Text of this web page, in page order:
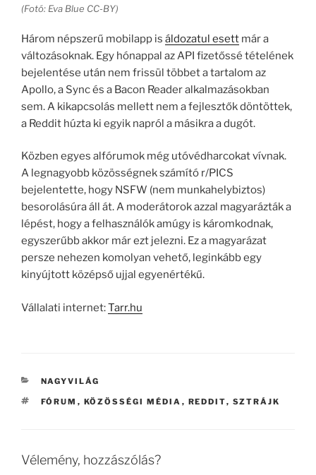
(Fotó: Eva Blue CC-BY)
Három népszerű mobilapp is áldozatul esett már a
változásoknak. Egy hónappal az API fizetőssé tételének
bejelentése után nem frissül többet a tartalom az
Apollo, a Sync és a Bacon Reader alkalmazásokban
sem. A kikapcsolás mellett nem a fejlesztők döntöttek,
a Reddit húzta ki egyik napról a másikra a dugót.
Közben egyes alfórumok még utóvédharcokat vívnak.
A legnagyobb közösségnek számító r/PICS
bejelentette, hogy NSFW (nem munkahelybiztos)
besorolásúra áll át. A moderátorok azzal magyarázták a
lépést, hogy a felhasználók amúgy is káromkodnak,
egyszerűbb akkor már ezt jelezni. Ez a magyarázat
persze nehezen komolyan vehető, leginkább egy
kinyújtott középső ujjal egyenértékű.
Vállalati internet:Tarr.hu
KATEGÓRIÁK
NAGYVILÁG
CÍMKÉK
FÓRUM , KÖZÖSSÉGI MÉDIA , REDDIT, SZTRÁJK
Vélemény, hozzászólás?